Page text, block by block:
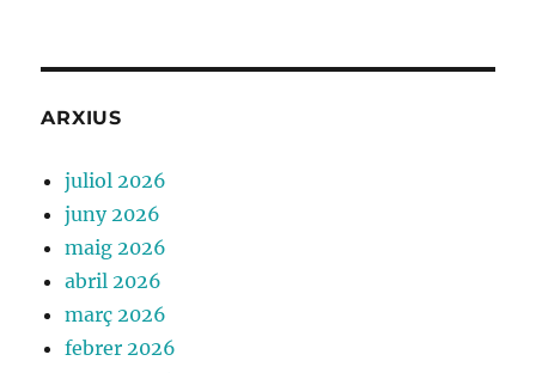
ARXIUS
juliol 2026
juny 2026
maig 2026
abril 2026
març 2026
febrer 2026